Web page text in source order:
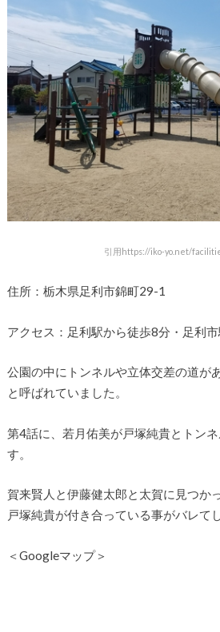
引用https://iko-yo.net/
住所：栃木県足利市錦町29-1
アクセス：足利駅から徒歩8分・足利
公園の中にトンネルや立体交差の道が
と呼ばれていました。
第4話に、若月佑美が戸塚純貴とトン
す。
賀来賢人と伊藤健太郎と太賀に見つか
戸塚純貴が付き合っている事がバレて
＜Googleマップ＞